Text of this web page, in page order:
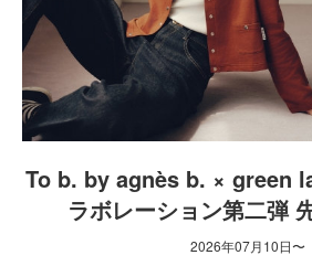
To b. by agnès b. × green
ラボレーション第二弾
2026年07月10日〜